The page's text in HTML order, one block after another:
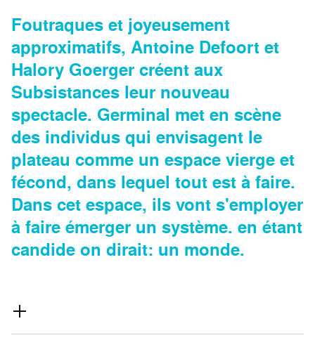
Foutraques et joyeusement
approximatifs, Antoine Defoort et
Halory Goerger créent aux
Subsistances leur nouveau
spectacle. Germinal met en scène
des individus qui envisagent le
plateau comme un espace vierge et
fécond, dans lequel tout est à faire.
Dans cet espace, ils vont s'employer
à faire émerger un système. en étant
candide on dirait: un monde.